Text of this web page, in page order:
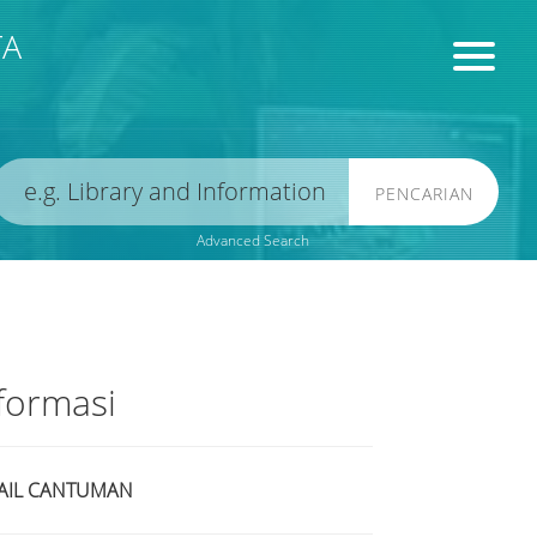
PENCARIAN
Advanced Search
CANTUMAN